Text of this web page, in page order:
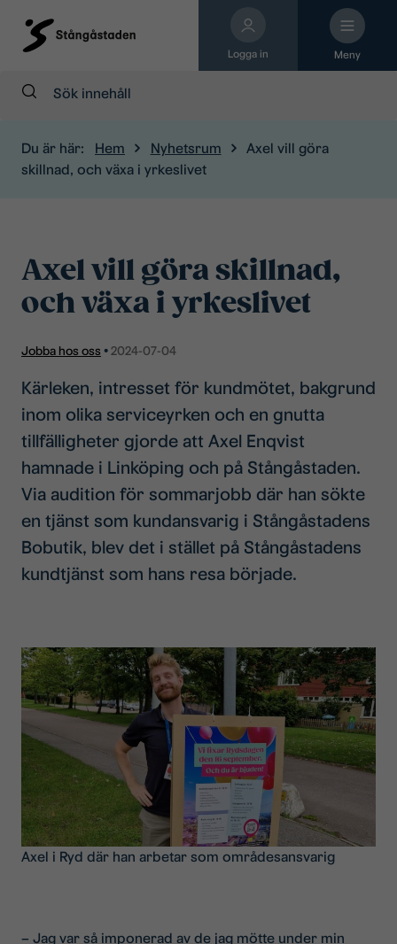
Logga in Meny
Sök:
Du är här: Hem Nyhetsrum
Axel vill göra
skillnad, och växa i yrkeslivet
Axel vill göra skillnad,
och växa i yrkeslivet
Jobba hos oss •2024-07-04
Kärleken, intresset för kundmötet, bakgrund
inom olika serviceyrken och en gnutta
tillfälligheter gjorde att Axel Enqvist
hamnade i Linköping och på Stångåstaden.
Via audition för sommarjobb där han sökte
en tjänst som kundansvarig i Stångåstadens
Bobutik, blev det i stället på Stångåstadens
kundtjänst som hans resa började.
Axel i Ryd där han arbetar som områdesansvarig
– Jag var så imponerad av de jag mötte under min